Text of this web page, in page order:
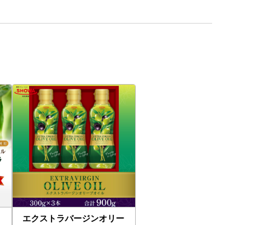
エクストラバージンオリー